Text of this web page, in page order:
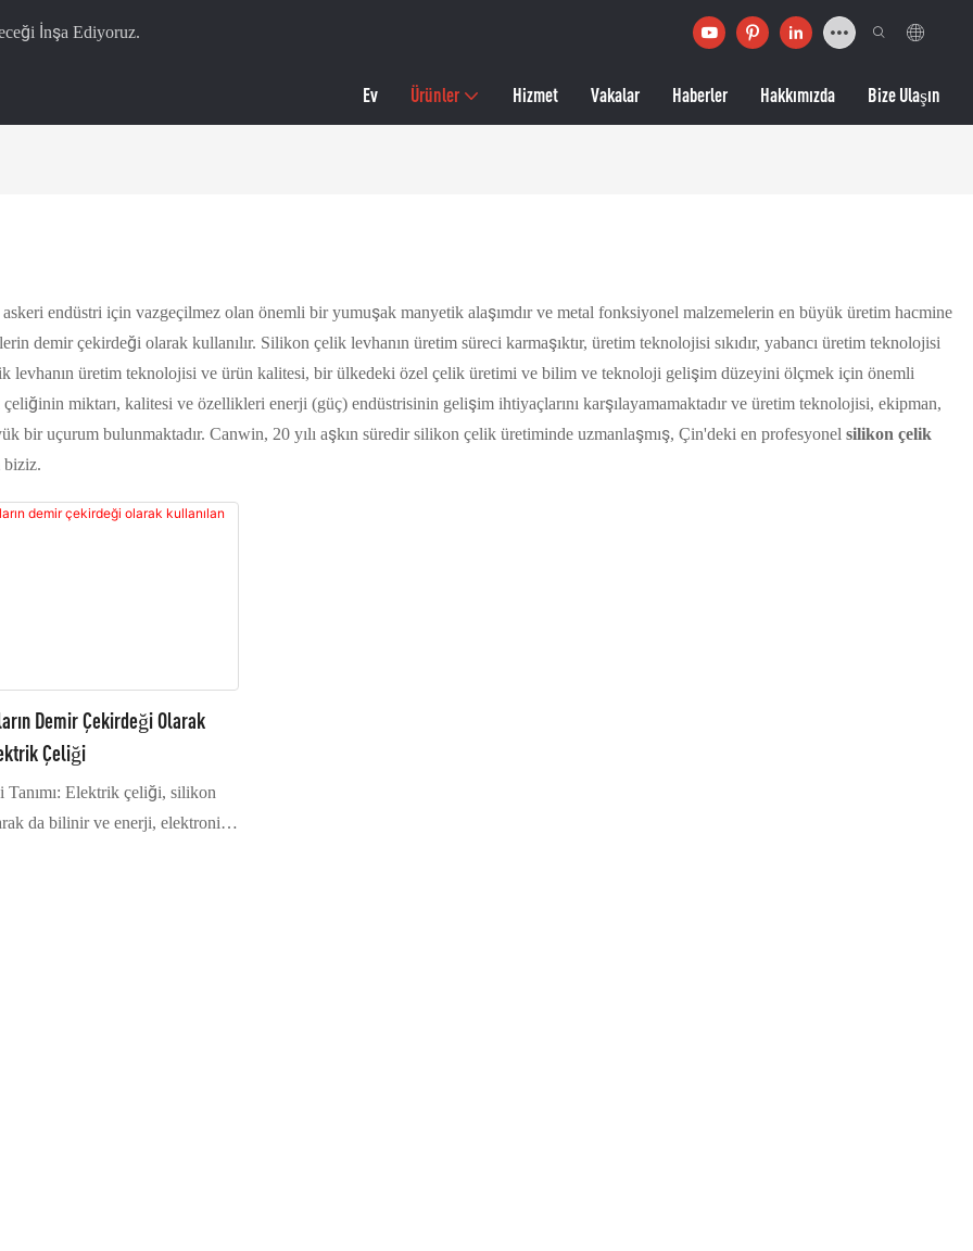
İnşa Ediyoruz.
Ev Ürünler Hizmet Vakalar Haberler Hakkımızda Bize Ulaşın
endüstri için vazgeçilmez olan önemli bir yumuşak manyetik alaşımdır ve metal fonksiyonel malzemelerin en büyük üretim hacmine
demir çekirdeği olarak kullanılır. Silikon çelik levhanın üretim süreci karmaşıktır, üretim teknolojisi sıkıdır, yabancı üretim teknolojisi
levhanın üretim teknolojisi ve ürün kalitesi, bir ülkedeki özel çelik üretimi ve bilim ve teknoloji gelişim düzeyini ölçmek için önemli
miktarı, kalitesi ve özellikleri enerji (güç) endüstrisinin gelişim ihtiyaçlarını karşılayamamaktadır ve üretim teknolojisi, ekipman,
bir uçurum bulunmaktadır. Canwin, 20 yılı aşkın süredir silikon çelik üretiminde uzmanlaşmış, Çin'deki en profesyonel silikon çelik
Demir Çekirdeği Olarak
Çeliği
Elektrik çeliği, silikon
da bilinir ve enerji, elektronik